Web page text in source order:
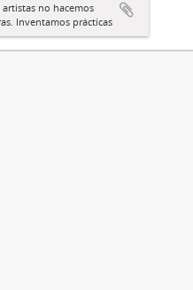
artistas no hacemos
Inventamos prácticas